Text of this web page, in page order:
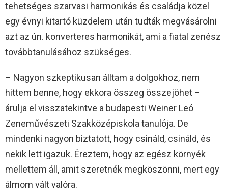
tehetséges szarvasi harmonikás és családja közel
egy évnyi kitartó küzdelem után tudták megvásárolni
azt az ún. konverteres harmonikát, ami a fiatal zenész
továbbtanulásához szükséges.
– Nagyon szkeptikusan álltam a dolgokhoz, nem
hittem benne, hogy ekkora összeg összejöhet –
árulja el visszatekintve a budapesti Weiner Leó
Zeneművészeti Szakközépiskola tanulója. De
mindenki nagyon biztatott, hogy csináld, csináld, és
nekik lett igazuk. Éreztem, hogy az egész környék
mellettem áll, amit szeretnék megköszönni, mert egy
álmom vált valóra.